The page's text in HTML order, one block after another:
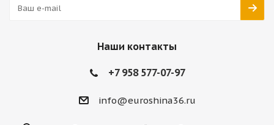
Наши контакты
+7 958 577-07-97
info@euroshina36.ru